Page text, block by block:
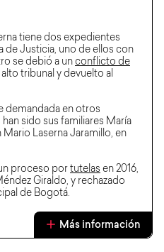
tiene dos expedientes
de Justicia, uno de ellos con
se debió a un conflicto de
tribunal y devuelto al
demandada en otros
sido sus familiares María
Mario Laserna Jaramillo, en
proceso por tutelas en 2016,
Giraldo, y rechazado
de Bogotá.
Más información